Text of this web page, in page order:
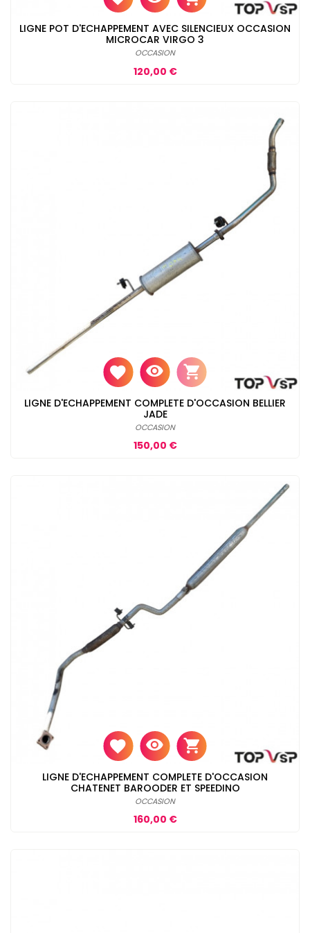
LIGNE POT D'ECHAPPEMENT AVEC SILENCIEUX OCCASION
MICROCAR VIRGO 3
OCCASION
Prix
120,00 €
LIGNE D'ECHAPPEMENT COMPLETE D'OCCASION BELLIER
JADE
OCCASION
Prix
150,00 €
LIGNE D'ECHAPPEMENT COMPLETE D'OCCASION
CHATENET BAROODER ET SPEEDINO
OCCASION
Prix
160,00 €